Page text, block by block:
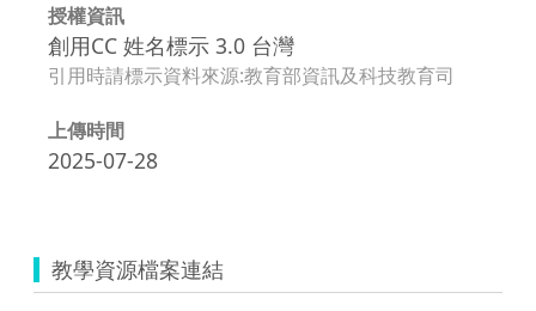
授權資訊
創用CC 姓名標示 3.0 台灣
引用時請標示資料來源:教育部資訊及科技教育司
上傳時間
2025-07-28
教學資源檔案連結